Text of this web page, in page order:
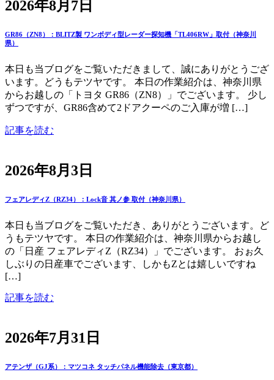
2026年8月7日
GR86（ZN8）：BLITZ製 ワンボディ型レーダー探知機「TL406RW」取付（神奈川
県）
本日も当ブログをご覧いただきまして、誠にありがとうござ
います。どうもテツヤです。 本日の作業紹介は、神奈川県
からお越しの「トヨタ GR86（ZN8）」でございます。 少し
ずつですが、GR86含めて2ドアクーペのご入庫が増 […]
記事を読む
2026年8月3日
フェアレディZ（RZ34）：Lock音 其ノ参 取付（神奈川県）
本日も当ブログをご覧いただき、ありがとうございます。ど
うもテツヤです。 本日の作業紹介は、神奈川県からお越し
の「日産 フェアレディZ（RZ34）」でございます。 おぉ久
しぶりの日産車でございます、しかもZとは嬉しいですね
[…]
記事を読む
2026年7月31日
アテンザ（GJ系）：マツコネ タッチパネル機能除去（東京都）